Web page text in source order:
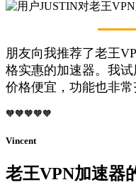
朋友向我推荐了老王
格实惠的加速器。我
价格便宜，功能也非常
🧡🧡🧡🧡🧡
Vincent
老王VPN加速器